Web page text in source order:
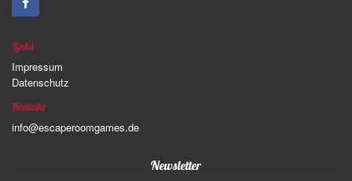
Links
Impressum
Datenschutz
Kontakt
info@escaperoomgames.de
Newsletter